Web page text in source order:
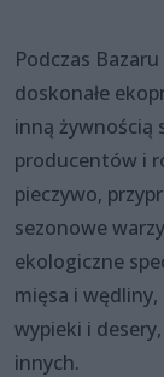
Podczas
doskonałe
inną żywnością
producentów i
pieczywo,
sezonowe
ekologiczne
mięsa i
wypieki i
innych.